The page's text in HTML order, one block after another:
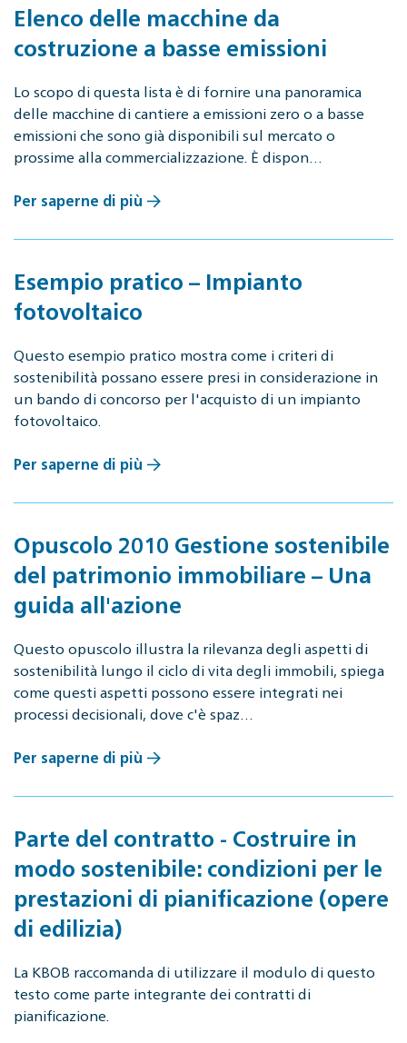
Elenco delle macchine da
costruzione a basse emissioni
Lo scopo di questa lista è di fornire una panoramica
delle macchine di cantiere a emissioni zero o a basse
emissioni che sono già disponibili sul mercato o
prossime alla commercializzazione. È dispon…
Per saperne di più
Esempio pratico – Impianto
fotovoltaico
Questo esempio pratico mostra come i criteri di
sostenibilità possano essere presi in considerazione in
un bando di concorso per l'acquisto di un impianto
fotovoltaico.
Per saperne di più
Opuscolo 2010 Gestione sostenibile
del patrimonio immobiliare – Una
guida all'azione
Questo opuscolo illustra la rilevanza degli aspetti di
sostenibilità lungo il ciclo di vita degli immobili, spiega
come questi aspetti possono essere integrati nei
processi decisionali, dove c'è spaz…
Per saperne di più
Parte del contratto - Costruire in
modo sostenibile: condizioni per le
prestazioni di pianificazione (opere
di edilizia)
La KBOB raccomanda di utilizzare il modulo di questo
testo come parte integrante dei contratti di
pianificazione.